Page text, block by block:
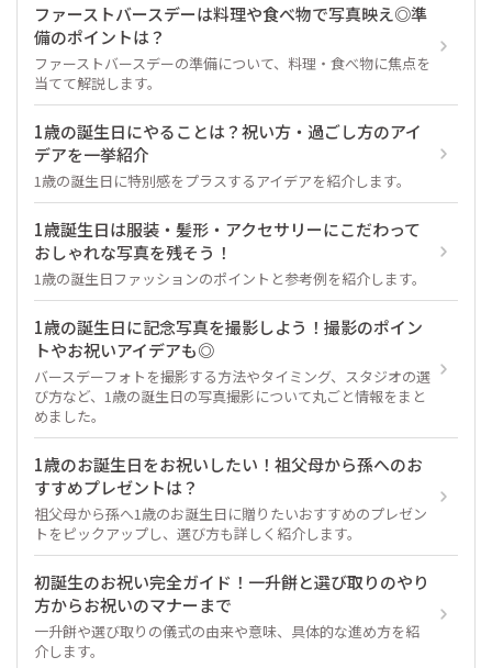
ファーストバースデーは料理や食べ物で写真映え◎準
備のポイントは？
ファーストバースデーの準備について、料理・食べ物に焦点を
当てて解説します。
1歳の誕生日にやることは？祝い方・過ごし方のアイ
デアを一挙紹介
1歳の誕生日に特別感をプラスするアイデアを紹介します。
1歳誕生日は服装・髪形・アクセサリーにこだわって
おしゃれな写真を残そう！
1歳の誕生日ファッションのポイントと参考例を紹介します。
1歳の誕生日に記念写真を撮影しよう！撮影のポイン
トやお祝いアイデアも◎
バースデーフォトを撮影する方法やタイミング、スタジオの選
び方など、1歳の誕生日の写真撮影について丸ごと情報をまと
めました。
1歳のお誕生日をお祝いしたい！祖父母から孫へのお
すすめプレゼントは？
祖父母から孫へ1歳のお誕生日に贈りたいおすすめのプレゼン
トをピックアップし、選び方も詳しく紹介します。
初誕生のお祝い完全ガイド！一升餅と選び取りのやり
方からお祝いのマナーまで
一升餅や選び取りの儀式の由来や意味、具体的な進め方を紹
介します。